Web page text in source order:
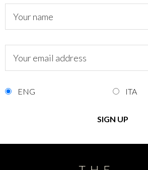
ENG ITA